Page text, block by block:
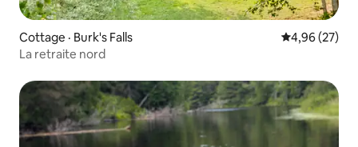
Cottage · Burk's Falls Note
4,96 (27)
La retraite nord